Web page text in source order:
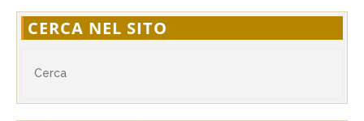
CERCA NEL SITO